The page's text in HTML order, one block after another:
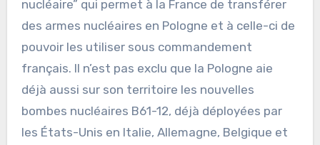
nucléaire” qui permet à la France de transférer
des armes nucléaires en Pologne et à celle-ci de
pouvoir les utiliser sous commandement
français. Il n’est pas exclu que la Pologne aie
déjà aussi sur son territoire les nouvelles
bombes nucléaires B61-12, déjà déployées par
les États-Unis en Italie, Allemagne, Belgique et